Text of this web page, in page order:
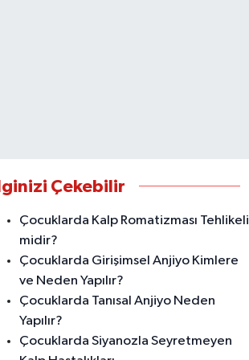
Çekebilir
Çocuklarda Kalp Romatizması Tehlikeli
midir?
Çocuklarda Girişimsel Anjiyo Kimlere
ve Neden Yapılır?
Çocuklarda Tanısal Anjiyo Neden
Yapılır?
Çocuklarda Siyanozla Seyretmeyen